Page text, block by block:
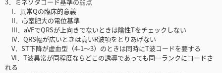
I．異常Qの臨床的意義
II．心室肥大の電位基準
III．aVFでQRSが上向きでないときは陰性Tをチェックしない
IV．QRS幅が広いときは高いR波項をとりあげない
V．ST下降が虚血型（4-1～3）のときは同時にT波コードを要する
VI．T波異常が同程度ならどこの誘導であっても同一ランクにコードさ
れる